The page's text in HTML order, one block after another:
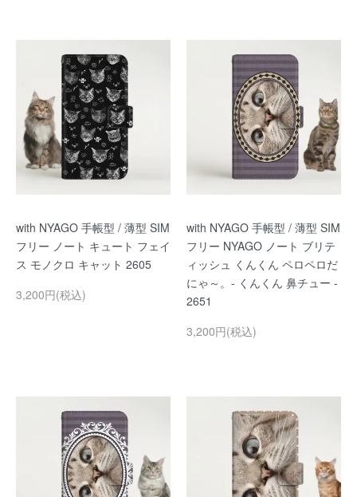
with NYAGO 手帳型 / 薄型 SIM
フリー ノート キュート フェイ
ス モノクロ キャット 2605
3,200円(税込)
with NYAGO 手帳型 / 薄型 SIM
フリー NYAGO ノート ブリテ
ィッシュ くんくん ペロペロだ
にゃ～。- くんくん 鼻チュー -
2651
3,200円(税込)